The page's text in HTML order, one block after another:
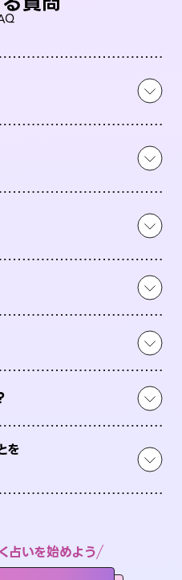
を
占いを始めよう